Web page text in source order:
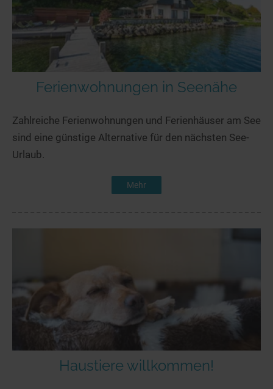
Ferienwohnungen in Seenähe
Zahlreiche Ferienwohnungen und Ferienhäuser am See
sind eine günstige Alternative für den nächsten See-
Urlaub.
Mehr
Haustiere willkommen!